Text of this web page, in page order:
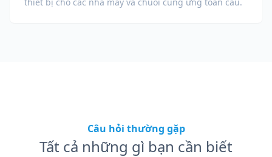
Câu hỏi thường gặp
Tất cả những gì bạn cần biết